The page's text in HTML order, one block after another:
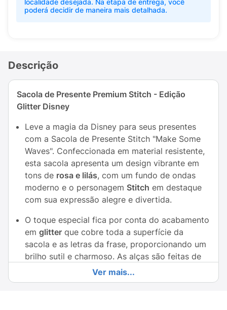
localidade desejada. Na etapa de entrega, você
poderá decidir de maneira mais detalhada.
Descrição
Sacola de Presente Premium Stitch - Edição
Glitter Disney
Leve a magia da Disney para seus presentes
com a Sacola de Presente Stitch "Make Some
Waves". Confeccionada em material resistente,
esta sacola apresenta um design vibrante em
tons de rosa e lilás, com um fundo de ondas
moderno e o personagem Stitch em destaque
com sua expressão alegre e divertida.
O toque especial fica por conta do acabamento
em glitter que cobre toda a superfície da
sacola e as letras da frase, proporcionando um
brilho sutil e charmoso. As alças são feitas de
fita de organza lilás e transparente
adicionando um toque de delicadeza e
Ver mais...